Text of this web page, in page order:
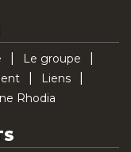
Le groupe
Liens
Rhodia